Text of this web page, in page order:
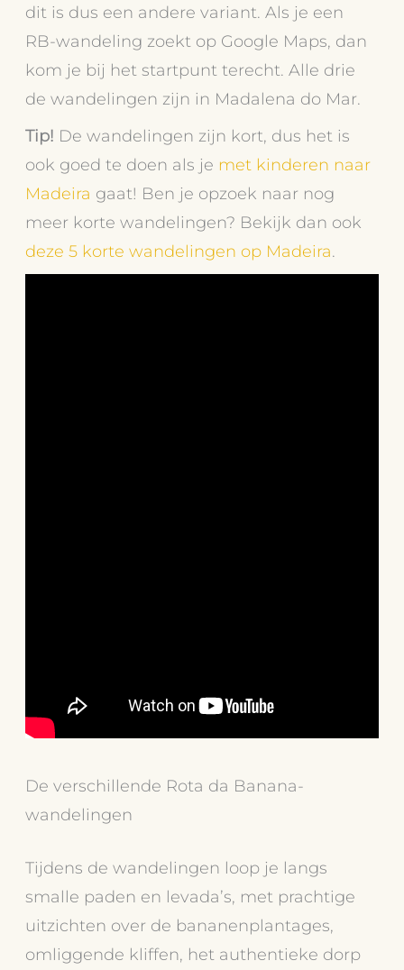
dit is dus een andere variant. Als je een
RB-wandeling zoekt op Google Maps, dan
kom je bij het startpunt terecht. Alle drie
de wandelingen zijn in Madalena do Mar.
Tip! De wandelingen zijn kort, dus het is
ook goed te doen als je met kinderen naar
Madeira gaat! Ben je opzoek naar nog
meer korte wandelingen? Bekijk dan ook
deze 5 korte wandelingen op Madeira.
De verschillende Rota da Banana-
wandelingen
Tijdens de wandelingen loop je langs
smalle paden en levada’s, met prachtige
uitzichten over de bananenplantages,
omliggende kliffen, het authentieke dorp